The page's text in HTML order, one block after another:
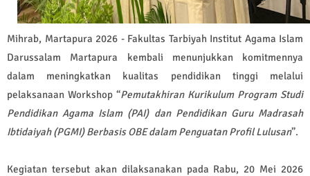
Mihrab, Martapura 2026 - Fakultas Tarbiyah Institut Agama Islam
Darussalam Martapura kembali menunjukkan komitmennya
dalam meningkatkan kualitas pendidikan tinggi melalui
pelaksanaan Workshop “Pemutakhiran Kurikulum Program Studi
Pendidikan Agama Islam (PAI) dan Pendidikan Guru Madrasah
Ibtidaiyah (PGMI) Berbasis OBE dalam Penguatan Profil Lulusan”.
Kegiatan tersebut akan dilaksanakan pada Rabu, 20 Mei 2026